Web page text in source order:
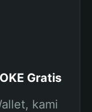
Gratis
kami